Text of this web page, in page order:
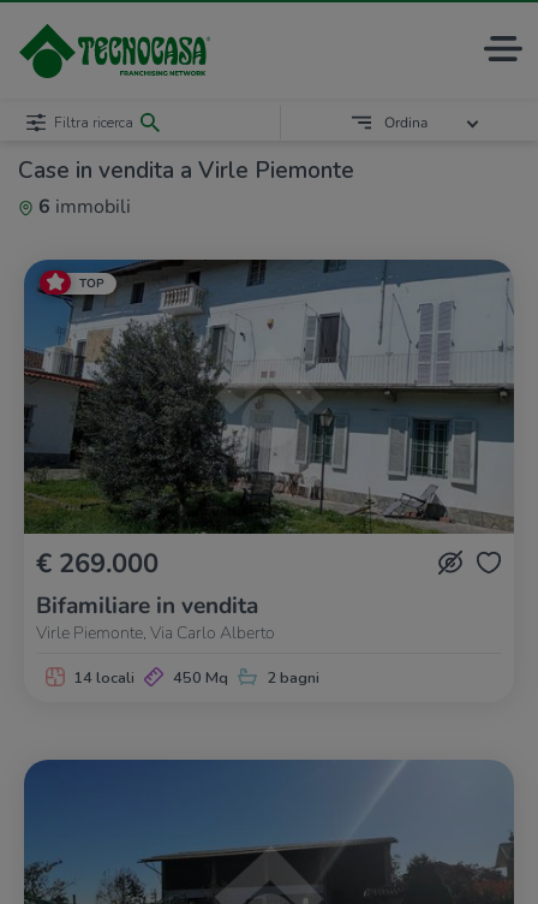
Case in vendita a Virle Piemonte
6 immobili
Filtra ricerca Ordina
TOP
€ 269.000
Bifamiliare in vendita
Virle Piemonte, Via Carlo Alberto
14 locali 450 Mq 2 bagni